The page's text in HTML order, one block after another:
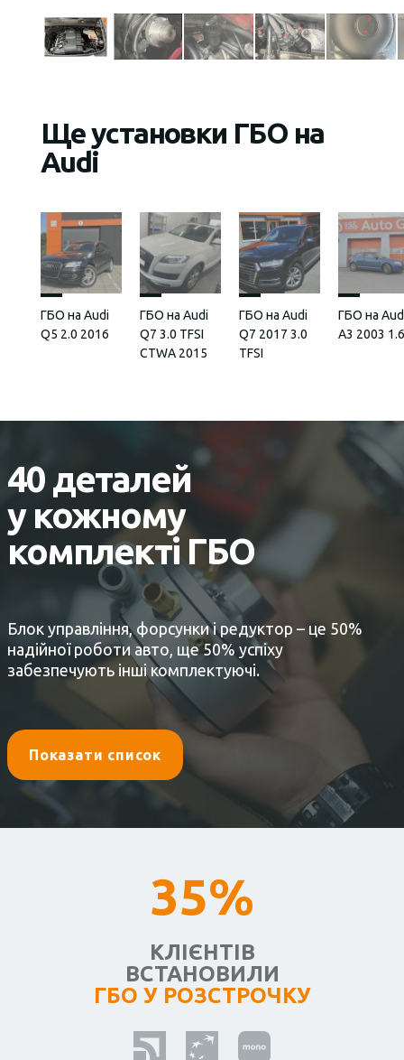
Ще установки ГБО на
Audi
ГБО на Audi
Q5 2.0 2016
ГБО на Audi
Q7 3.0 TFSI
CTWA 2015
ГБО на Audi
Q7 2017 3.0
TFSI
ГБО на
A3 2003 1.6
40 деталей
у кожному
комплекті ГБО
Блок управління, форсунки і редуктор – це 50%
надійної роботи авто, ще 50% успіху
забезпечують інші комплектуючі.
Показати список
35%
КЛІЄНТІВ
ВСТАНОВИЛИ
ГБО У РОЗСТРОЧКУ